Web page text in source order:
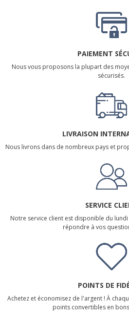
PAIEMENT
Nous vous proposons la plupart des
sécurisés.
LIVRAISON
Nous livrons dans de nombreux pays et
SERVICE
Notre service client est disponible du
répondre à vos
POINTS DE
Achetez et économisez de l'argent ! À
points convertibles en